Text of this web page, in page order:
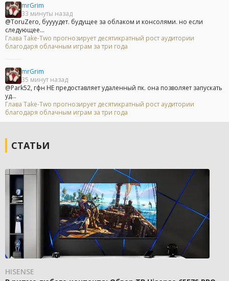
mrGrim
33 минуты назад
@ToruZero, буууудет. будущее за облаком и консолями. но если
следующее...
Глава Take-Two прогнозирует десятикратный рост аудитории
благодаря облачным играм за три года
mrGrim
35 минут назад
@Park52, гфн НЕ предоставляет удаленный пк. она позволяет запускать
уд...
Глава Take-Two прогнозирует десятикратный рост аудитории
благодаря облачным играм за три года
СТАТЬИ
HISENSE